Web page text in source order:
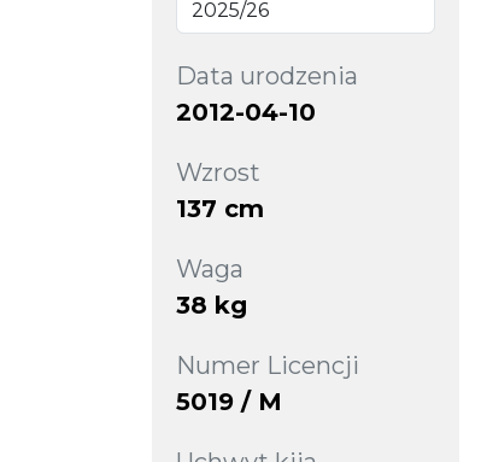
Data urodzenia
2012-04-10
Wzrost
137 cm
Waga
38 kg
Numer Licencji
5019 / M